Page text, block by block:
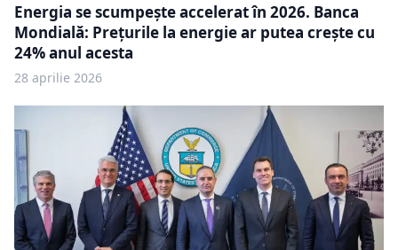
Energia se scumpește accelerat în 2026. Banca
Mondială: Preţurile la energie ar putea crește cu
24% anul acesta
28 aprilie 2026